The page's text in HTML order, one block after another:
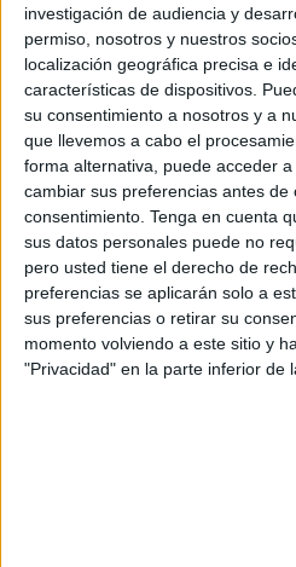
investigación de audiencia y
permiso, nosotros y nuestros
localización geográfica precisa e
características de dispositivos.
su consentimiento a nosotros y a
que llevemos a cabo el
forma alternativa, puede acceder
cambiar sus preferencias antes de
consentimiento. Tenga en cuenta
sus datos personales puede no
pero usted tiene el derecho de
preferencias se aplicarán solo a
sus preferencias o retirar su
momento volviendo a este sitio y
"Privacidad" en la parte inferior de